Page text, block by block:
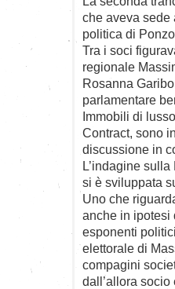
che aveva sede
politica di
Tra i soci
regionale
Rosanna
parlamentare
Immobili di
Contract, sono
discussione in
L’indagine
si è sviluppata
Uno che
anche in ipotesi
esponenti
elettorale di
compagini
dall’allora